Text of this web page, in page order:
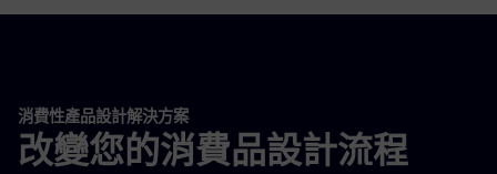
消費性產品設計解決方案
改變您的消費品設計流程